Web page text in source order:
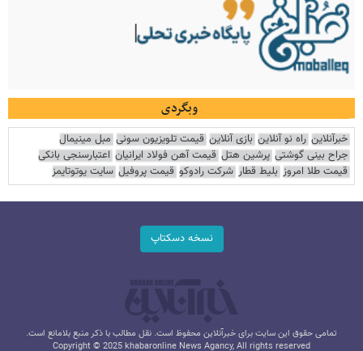
وبگردی
خبرآنلاین راه نو آنلاین بازی آنلاین قیمت تلویزیون سونی مبل مینیمال
جراح بینی گوشتی پرشین هتل قیمت آهن فولاد ایرانیان اعتبارسنجی بانکی
قیمت طلا امروز بلیط قطار شرکت رادوکو قیمت پروفیل سایت یوتوتایمز
نسخه دسکتاپ
تمامی حقوق این سایت برای خبرآنلاین محفوظ است. نقل مطالب با ذکر منبع بلامانع است.
Copyright © 2025 khabaronline News Agancy, All rights reserved